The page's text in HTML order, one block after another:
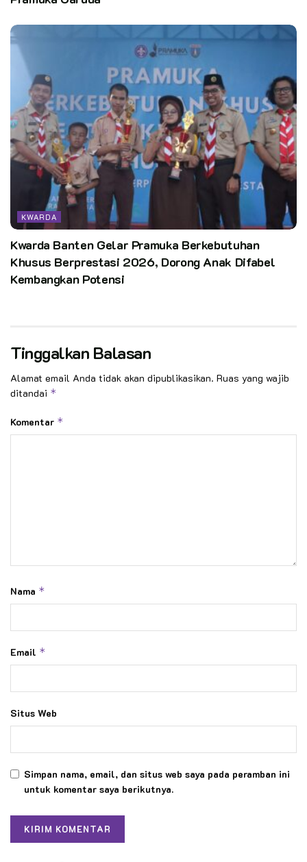
KWARDA
Kwarda Banten Gelar Pramuka Berkebutuhan
Khusus Berprestasi 2026, Dorong Anak Difabel
Kembangkan Potensi
Tinggalkan Balasan
Alamat email Anda tidak akan dipublikasikan. Ruas yang wajib
ditandai *
Komentar *
Nama *
Email *
Situs Web
Simpan nama, email, dan situs web saya pada peramban ini
untuk komentar saya berikutnya.